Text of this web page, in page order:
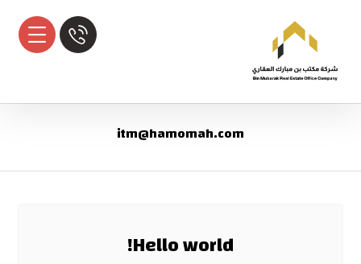
itm@hamomah.com
Hello world!